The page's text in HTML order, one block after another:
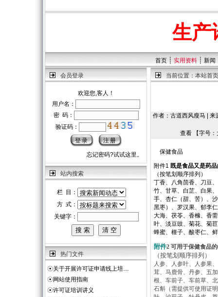
生产
首页 ┊ 实用资料 ┊ 新闻
会员登录
欢迎您,客人！
用户名：
密 码：
验证码：
忘记密码?试试这里。
站内搜索
栏 目：
方 式：
关键字：
热门文件
☉关于开展许可证申请线上培…
☉网站使用指南
☉许可证培训讲义
当前位置： 本站首页
作者：古道西风瘦马 |
查看 【字号：
保健食品
附件1 既是食品又是药
（按笔划顺序排列）
丁香、八角茴香、刀豆
竹、甘草、白芷、白果
手、杏仁（甜、苦）、
黑枣）、罗汉果、郁李
大海、茯苓、香橼、香
叶、淡豆豉、菊花、菊
蜂蜜、榧子、酸枣仁、
附件2 可用于保健食品
（按笔划顺序排列）
人参、人参叶、人参果
茸、马鹿骨、丹参、五
根、车前子、车前草、
石斛（需提供可使用证